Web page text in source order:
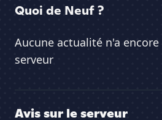
Quoi de Neuf ?
Aucune actualité n'a
serveur
Avis sur le serveur